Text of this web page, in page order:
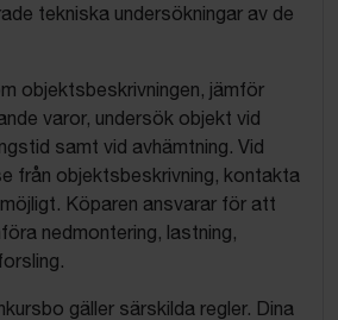
tekniska undersökningar av de
objektsbeskrivningen, jämför
varor, undersök objekt vid
samt vid avhämtning. Vid
från objektsbeskrivning, kontakta
Köparen ansvarar för att
nedmontering, lastning,
gäller särskilda regler. Dina